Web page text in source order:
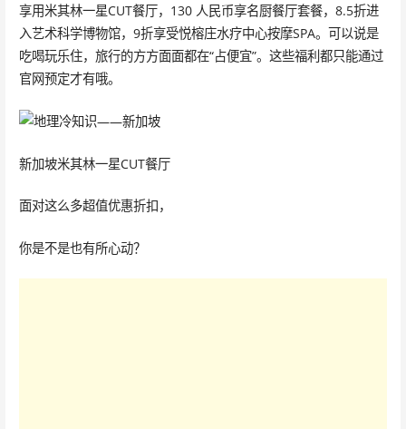
享用米其林一星CUT餐厅，130 人民币享名厨餐厅套餐，8.5折进
入艺术科学博物馆，9折享受悦榕庄水疗中心按摩SPA。可以说是
吃喝玩乐住，旅行的方方面面都在“占便宜”。这些福利都只能通过
官网预定才有哦。
新加坡米其林一星CUT餐厅
面对这么多超值优惠折扣，
你是不是也有所心动？